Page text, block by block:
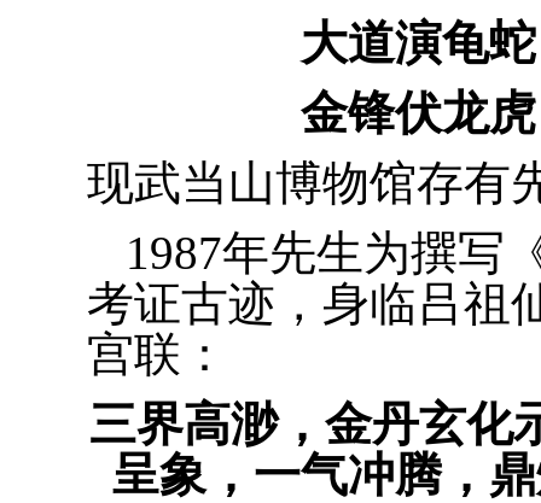
大道演龟
金锋伏龙
现武当山博物馆存有
1987年先生为撰写
考证古迹，身临吕祖
宫联：
三界高渺，金丹玄化
呈象，一气冲腾，